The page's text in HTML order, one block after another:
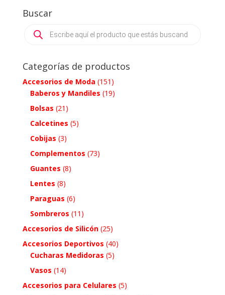
Buscar
search
Categorías de productos
Accesorios de Moda (151)
Baberos y Mandiles (19)
Bolsas (21)
Calcetines (5)
Cobijas (3)
Complementos (73)
Guantes (8)
Lentes (8)
Paraguas (6)
Sombreros (11)
Accesorios de Silicón (25)
Accesorios Deportivos (40)
Cucharas Medidoras (5)
Vasos (14)
Accesorios para Celulares (5)